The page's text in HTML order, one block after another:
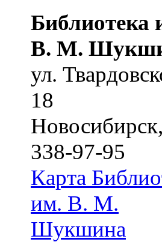
Библиотека
В. М.
ул.
18
Новосибирск,
338-97-95
Карта
им. В. М.
Шукшина